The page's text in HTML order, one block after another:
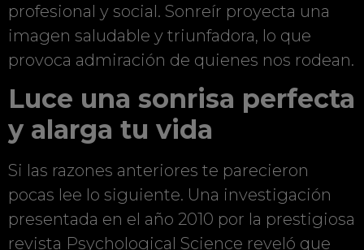
profesional y social. Sonreír proyecta una
imagen saludable y triunfadora, lo que
provoca admiración de quienes nos rodean.
Luce una sonrisa perfecta
y alarga tu vida
Si las razones anteriores te parecieron
pocas lee lo siguiente. Una investigación
presentada en el año 2010 por la prestigiosa
revista Psychological Science reveló que